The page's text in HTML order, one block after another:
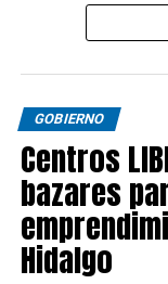
GOBIERNO
Centros
bazares
Hidalgo